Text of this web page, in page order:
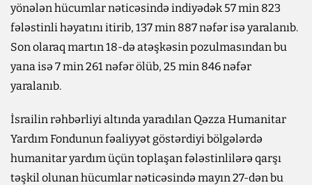
yönələn hücumlar nəticəsində indiyədək 57 min 823
fələstinli həyatını itirib, 137 min 887 nəfər isə yaralanıb.
Son olaraq martın 18-də atəşkəsin pozulmasından bu
yana isə 7 min 261 nəfər ölüb, 25 min 846 nəfər
yaralanıb.
İsrailin rəhbərliyi altında yaradılan Qəzza Humanitar
Yardım Fondunun fəaliyyət göstərdiyi bölgələrdə
humanitar yardım üçün toplaşan fələstinlilərə qarşı
təşkil olunan hücumlar nəticəsində mayın 27-dən bu